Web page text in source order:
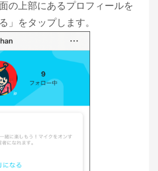
の上部にあるプロフィールを
」をタップします。